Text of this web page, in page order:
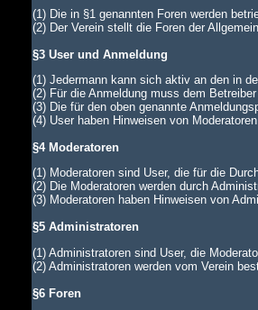
(1) Die in §1 genannten Foren werden
(2) Der Verein stellt die Foren der
§3 User und Anmeldung
(1) Jedermann kann sich aktiv an den in
(2) Für die Anmeldung muss dem
(3) Die für den oben genannte
(4) User haben Hinweisen von
§4 Moderatoren
(1) Moderatoren sind User, die für die
(2) Die Moderatoren werden durch
(3) Moderatoren haben Hinweisen von
§5 Administratoren
(1) Administratoren sind User, die
(2) Administratoren werden vom Verein
§6 Foren